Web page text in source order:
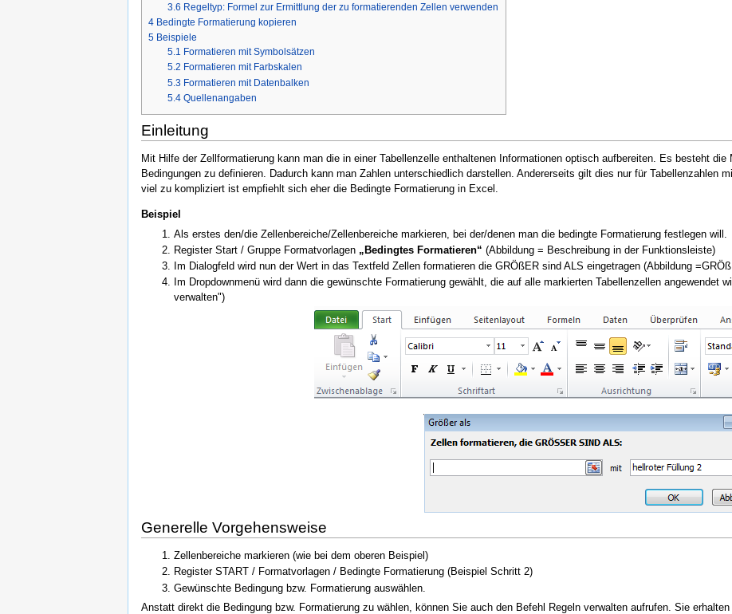
3.6 Regeltyp: Formel zur Ermittlung der zu formatierenden Zellen verwenden
4 Bedingte Formatierung kopieren
5 Beispiele
5.1 Formatieren mit Symbolsätzen
5.2 Formatieren mit Farbskalen
5.3 Formatieren mit Datenbalken
5.4 Quellenangaben
Einleitung
Mit Hilfe der Zellformatierung kann man die in einer Tabellenzelle enthaltenen Informationen optisch aufbereiten. Es besteht
Bedingungen zu definieren. Dadurch kann man Zahlen unterschiedlich darstellen. Andererseits gilt dies nur für Tabellenzahlen
viel zu kompliziert ist empfiehlt sich eher die Bedingte Formatierung in Excel.
Beispiel
Als erstes den/die Zellenbereiche/Zellenbereiche markieren, bei der/denen man die bedingte Formatierung festlegen will.
Register Start / Gruppe Formatvorlagen „Bedingtes Formatieren“ (Abbildung = Beschreibung in der Funktionsleiste)
Im Dialogfeld wird nun der Wert in das Textfeld Zellen formatieren die GRÖßER sind ALS eingetragen (Abbildung
Im Dropdownmenü wird dann die gewünschte Formatierung gewählt, die auf alle markierten Tabellenzellen angewendet
verwalten")
Generelle Vorgehensweise
Zellenbereiche markieren (wie bei dem oberen Beispiel)
Register START / Formatvorlagen / Bedingte Formatierung (Beispiel Schritt 2)
Gewünschte Bedingung bzw. Formatierung auswählen.
Anstatt direkt die Bedingung bzw. Formatierung zu wählen, können Sie auch den Befehl Regeln verwalten aufrufen. Sie